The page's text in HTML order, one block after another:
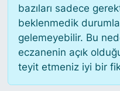
bazıları sadece
beklenmedik
gelemeyebilir. Bu
eczanenin açık
teyit etmeniz iyi bir